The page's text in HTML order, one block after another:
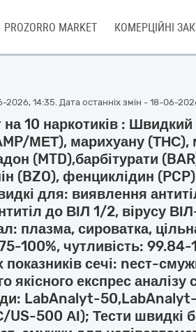
PROZORRO MARKET КОМЕРЦІЙНІ
14:35. Дата останніх змін - 18-06-
10 наркотиків : Швидкий
МЕТ), марихуану
(MTD),барбітурати
(BZO), фенциклідин
для: виявлення
до ВІЛ 1/2, вірусу
плазма, сироватка,
100%, чутливість: 99.84-
показників сечі: nест-
якісного експрес аналізу
LabAnalyt-
500 АІ); Тести швидкі